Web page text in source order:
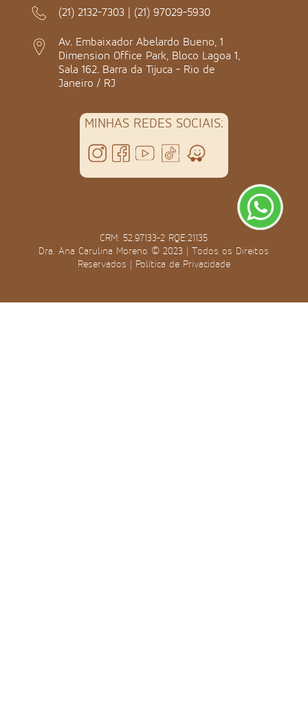
(21) 2132-7303 | (21) 97029-5930
Av. Embaixador Abelardo Bueno, 1
Dimension Office Park, Bloco Lagoa 1,
Sala 162. Barra da Tijuca - Rio de
Janeiro / RJ
MINHAS REDES SOCIAIS:
CRM: 52.97133-2 RQE:21135
Dra. Ana Carulina Moreno © 2023 | Todos os Direitos
Reservados | Política de Privacidade